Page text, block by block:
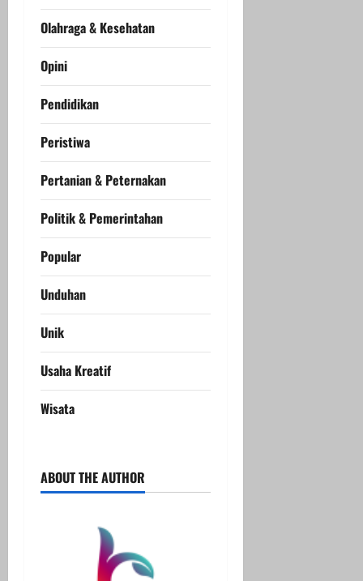
Olahraga & Kesehatan
Opini
Pendidikan
Peristiwa
Pertanian & Peternakan
Politik & Pemerintahan
Popular
Unduhan
Unik
Usaha Kreatif
Wisata
ABOUT THE AUTHOR